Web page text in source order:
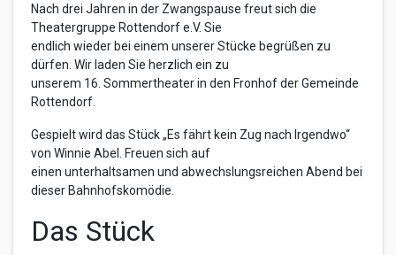
Nach drei Jahren in der Zwangspause freut sich die
Theatergruppe Rottendorf e.V. Sie
endlich wieder bei einem unserer Stücke begrüßen zu
dürfen. Wir laden Sie herzlich ein zu
unserem 16. Sommertheater in den Fronhof der Gemeinde
Rottendorf.
Gespielt wird das Stück „Es fährt kein Zug nach Irgendwo“
von Winnie Abel. Freuen sich auf
einen unterhaltsamen und abwechslungsreichen Abend bei
dieser Bahnhofskomödie.
Das Stück